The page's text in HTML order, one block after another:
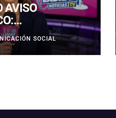
AVISO
E
ALTA EN
Y CORDILLERA
SOCIAL